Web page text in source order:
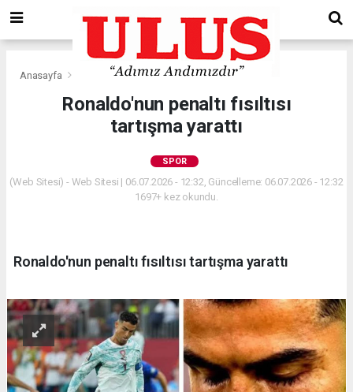
Anasayfa
Ronaldo'nun penaltı fısıltısı
tartışma yarattı
SPOR
(Web Sitesi) - Web Sitesi | 06.07.2026 - 12:32, Güncelleme: 06.07.2026 - 12:32
1697+ kez okundu.
Ronaldo'nun penaltı fısıltısı tartışma yarattı